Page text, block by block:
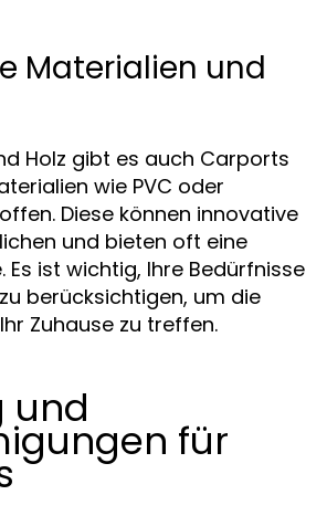
Materialien und
Holz gibt es auch Carports
wie PVC oder
Diese können innovative
und bieten oft eine
Es ist wichtig, Ihre Bedürfnisse
berücksichtigen, um die
Zuhause zu treffen.
und
für